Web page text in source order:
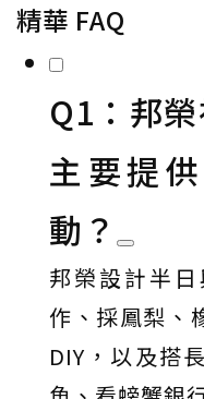
精華 FAQ
Q1：邦
主要提
動？
邦榮設計半
作、採鳳梨、
DIY，以及搭